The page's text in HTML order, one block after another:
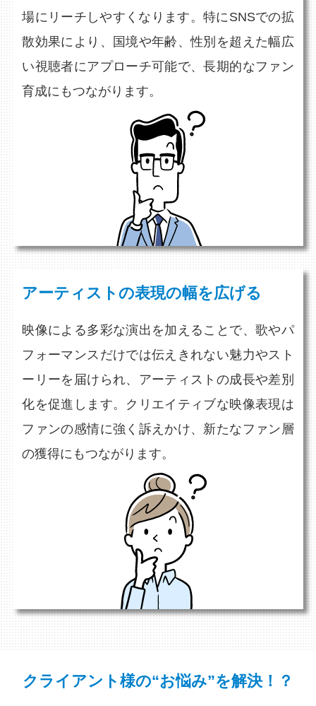
場にリーチしやすくなります。特にSNSでの拡
散効果により、国境や年齢、性別を超えた幅広
い視聴者にアプローチ可能で、長期的なファン
育成にもつながります。
アーティストの表現の幅を広げる
映像による多彩な演出を加えることで、歌やパ
フォーマンスだけでは伝えきれない魅力やスト
ーリーを届けられ、アーティストの成長や差別
化を促進します。クリエイティブな映像表現は
ファンの感情に強く訴えかけ、新たなファン層
の獲得にもつながります。
クライアント様の“お悩み”を解決！？